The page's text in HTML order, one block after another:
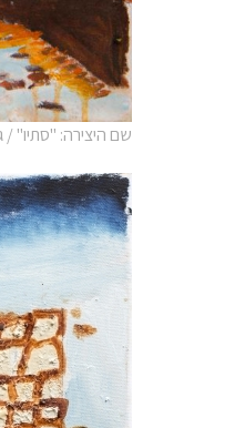
שם היצירה: "סתיו" /